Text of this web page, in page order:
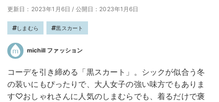
更新日：2023年1月6日 / 公開日：2023年1月6日
しまむら 黒スカート
michill ファッション
コーデを引き締める「黒スカート」。シックが似合う冬
の装いにもぴったりで、大人女子の強い味方でもありま
す♡おしゃれさんに人気のしまむらでも、着るだけで褒